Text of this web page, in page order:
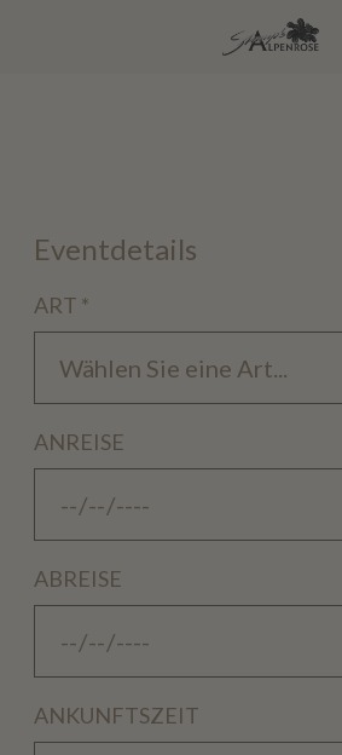
Eventdetails
ART *
ANREISE
ABREISE
ANKUNFTSZEIT